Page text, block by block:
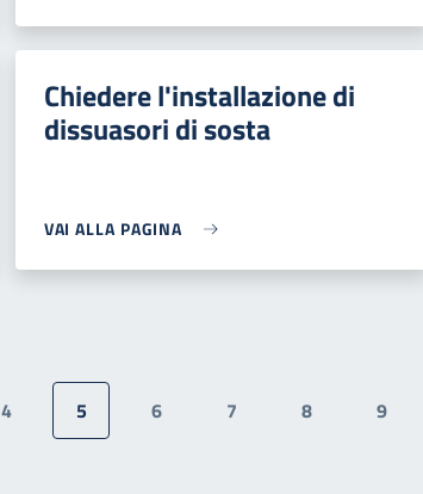
Chiedere l'installazione di
dissuasori di sosta
VAI ALLA PAGINA
Pagina
4
Pagina attuale
5
Pagina
6
Pagina
7
Pagina
8
Pagina
9